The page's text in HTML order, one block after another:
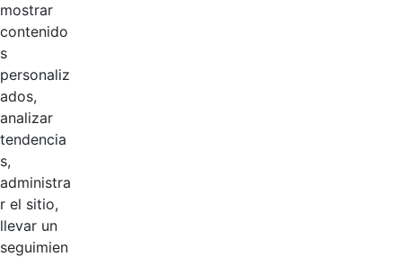
Productos
AÑADIR COMENTARIOS
mostrar
contenido
s
personaliz
ados,
analizar
tendencia
s,
administra
r el sitio,
llevar un
seguimien